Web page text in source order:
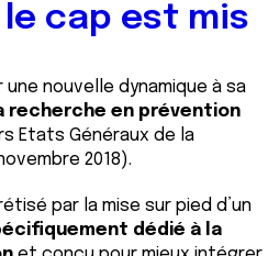
cap est mis
une nouvelle dynamique à sa
recherche en prévention
Etats Généraux de la
2018).
par la mise sur pied d’un
dédié à la